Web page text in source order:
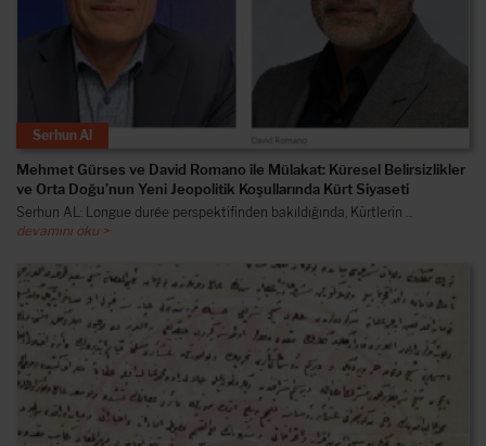
Serhun Al
Mehmet Gürses ve David Romano ile Mülakat: Küresel Belirsizlikler
ve Orta Doğu’nun Yeni Jeopolitik Koşullarında Kürt Siyaseti
Serhun AL: Longue durée perspektifinden bakıldığında, Kürtlerin ...
devamını oku >